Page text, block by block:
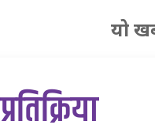
यो
प्रतिक्रिया